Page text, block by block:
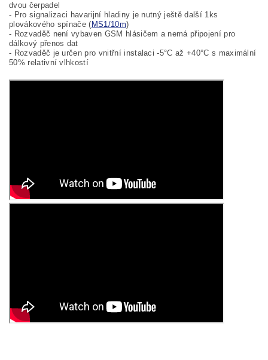
dvou čerpadel
- Pro signalizaci havarijní hladiny je nutný ještě další 1ks
plovákového spínače ( MS1/10m)
- Rozvaděč není vybaven GSM hlásičem a nemá připojení pro
dálkový přenos dat
- Rozvaděč je určen pro vnitřní instalaci -5°C až +40°C s maximální
50% relativní vlhkostí